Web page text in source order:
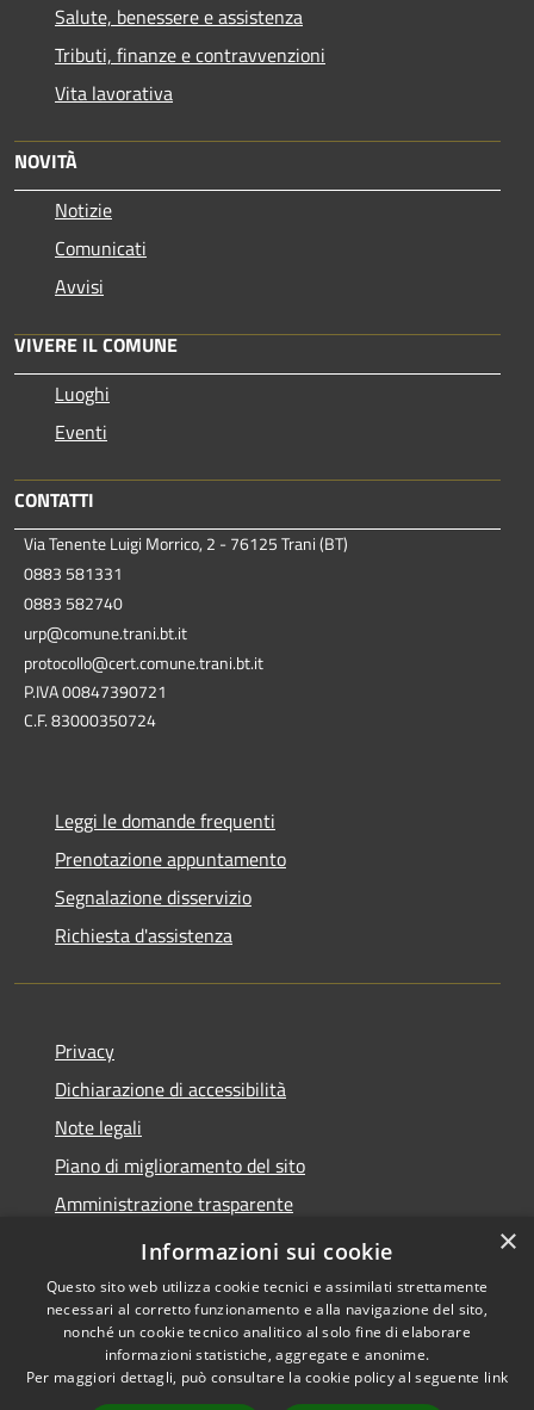
Salute, benessere e assistenza
Tributi, finanze e contravvenzioni
Vita lavorativa
NOVITÀ
Notizie
Comunicati
Avvisi
VIVERE IL COMUNE
Luoghi
Eventi
CONTATTI
Via Tenente Luigi Morrico, 2 - 76125 Trani (BT)
0883 581331
0883 582740
urp@comune.trani.bt.it
protocollo@cert.comune.trani.bt.it
P.IVA 00847390721
C.F. 83000350724
Leggi le domande frequenti
Prenotazione appuntamento
Segnalazione disservizio
Richiesta d'assistenza
Privacy
Dichiarazione di accessibilità
Note legali
Piano di miglioramento del sito
Amministrazione trasparente
Albo Pretorio
Accessibilità
Copyright © 2026 • Comune di
Trani • Powered by
×
Informazioni sui cookie
Questo sito web utilizza cookie tecnici e assimilati strettamente
necessari al corretto funzionamento e alla navigazione del sito,
nonché un cookie tecnico analitico al solo fine di elaborare
informazioni statistiche, aggregate e anonime.
Per maggiori dettagli, può consultare la cookie policy al seguente link